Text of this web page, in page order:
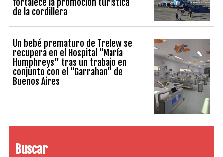
fortalece la promoción turística
de la cordillera
Un bebé prematuro de Trelew se
recupera en el Hospital “María
Humphreys” tras un trabajo en
conjunto con el “Garrahan” de
Buenos Aires
Buscar